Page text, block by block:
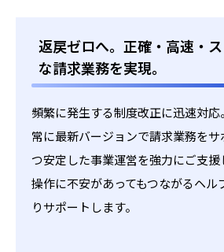
返戻ゼロへ。正確・高速・
な請求業務を実現。
頻繁に発生する制度改正に迅速対応。
常に最新バージョンで請求業務を
つ安定した事業運営を強力にご支援
操作に不安があってもつながるヘル
りサポートします。